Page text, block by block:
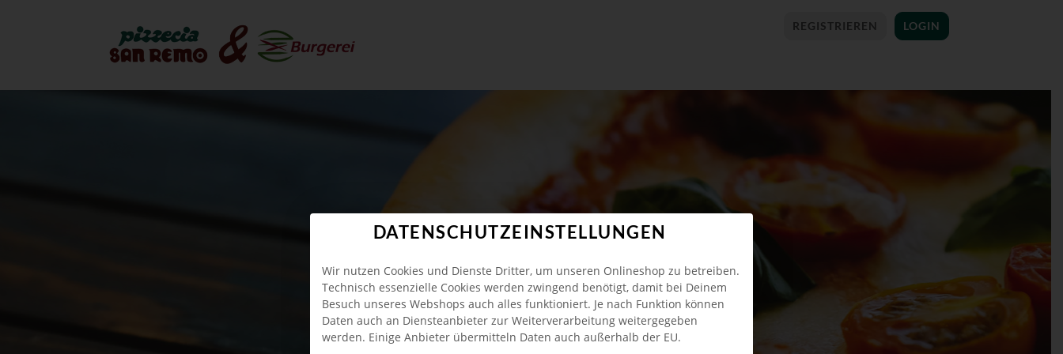
DATENSCHUTZEINSTELLUNGEN
Wir nutzen Cookies und Dienste Dritter, um unseren Onlineshop zu betreiben.
Technisch essenzielle Cookies werden zwingend benötigt, damit bei Deinem
Besuch unseres Webshops auch alles funktioniert. Je nach Funktion können
Daten auch an Diensteanbieter zur Weiterverarbeitung weitergegeben
werden. Einige Anbieter übermitteln Daten auch außerhalb der EU.
REGISTRIEREN LOGIN